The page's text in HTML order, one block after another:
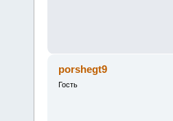
porshegt9
Гость